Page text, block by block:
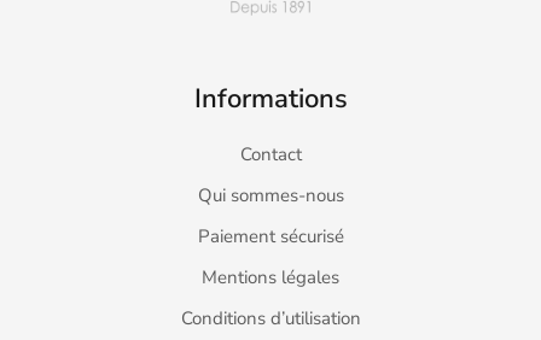
Informations
Contact
Qui sommes-nous
Paiement sécurisé
Mentions légales
Conditions d’utilisation